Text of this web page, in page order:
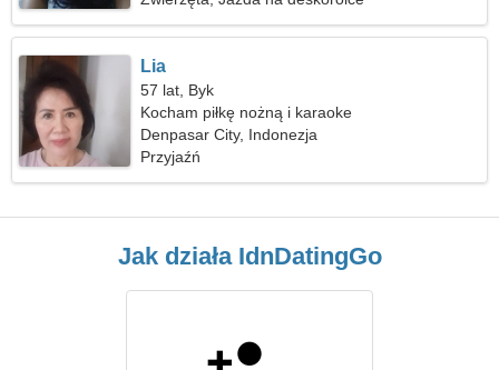
Lia
57 lat, Byk
Kocham piłkę nożną i karaoke
Denpasar City, Indonezja
Przyjaźń
Jak działa IdnDatingGo